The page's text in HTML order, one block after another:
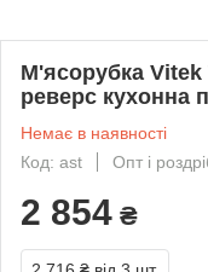
М'ясорубка Vitek
реверс кухонна
Немає в наявності
Код: аst
Опт і
2 854 ₴